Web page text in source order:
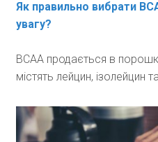
Як правильно вибрати
увагу?
ВСАА продається в
містять лейцин, ізолейцин